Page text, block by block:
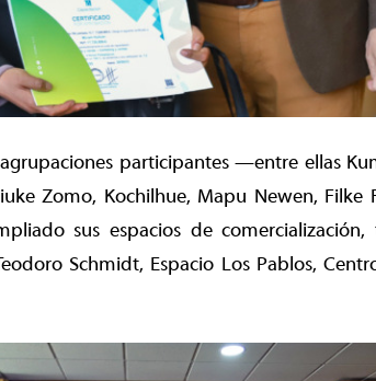
agrupaciones participantes —entre ellas
Zomo, Kochilhue, Mapu Newen, Filke
sus espacios de
Schmidt, Espacio Los Pablos,